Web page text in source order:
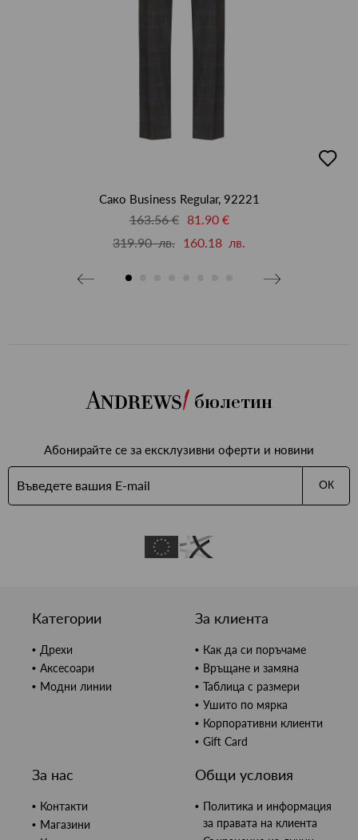
в
Сако Business Regular, 92221
163.56 €
81.90 €
319.90 лв. 160.18 лв.
бюлетин
Абонирайте се за ексклузивни оферти и новини
ОК
Категории
Дрехи
Аксесоари
Модни линии
За клиента
Как да си поръчаме
Връщане и замяна
Таблица с размери
Ушито по мярка
Корпоративни клиенти
Gift Card
За нас
Контакти
Магазини
Общи условия
Политика и информация
за правата на клиента